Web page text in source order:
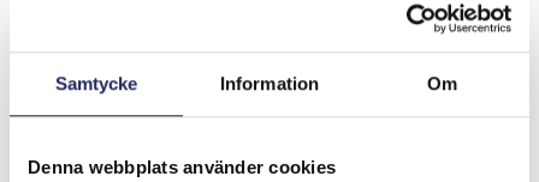
Samtycke Information Om
Denna webbplats använder cookies
Tiimin lahjoitukset yhteensä: